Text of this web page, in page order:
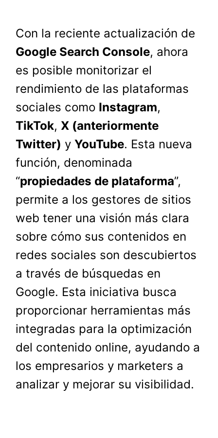
Con la reciente actualización de
Google Search Console, ahora
es posible monitorizar el
rendimiento de las plataformas
sociales como Instagram,
TikTok, X (anteriormente
Twitter) y YouTube. Esta nueva
función, denominada
“propiedades de plataforma”,
permite a los gestores de sitios
web tener una visión más clara
sobre cómo sus contenidos en
redes sociales son descubiertos
a través de búsquedas en
Google. Esta iniciativa busca
proporcionar herramientas más
integradas para la optimización
del contenido online, ayudando a
los empresarios y marketers a
analizar y mejorar su visibilidad.